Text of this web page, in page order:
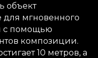
объект
для мгновенного
с помощью
композиции.
10 метров, а